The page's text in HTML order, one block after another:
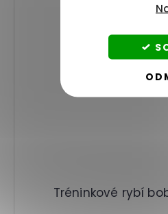
Tréninkové rybí